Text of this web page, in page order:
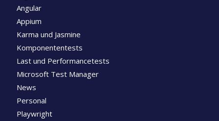
Angular
Appium
Karma und Jasmine
Komponententests
Last und Performancetests
Microsoft Test Manager
News
Personal
Playwright